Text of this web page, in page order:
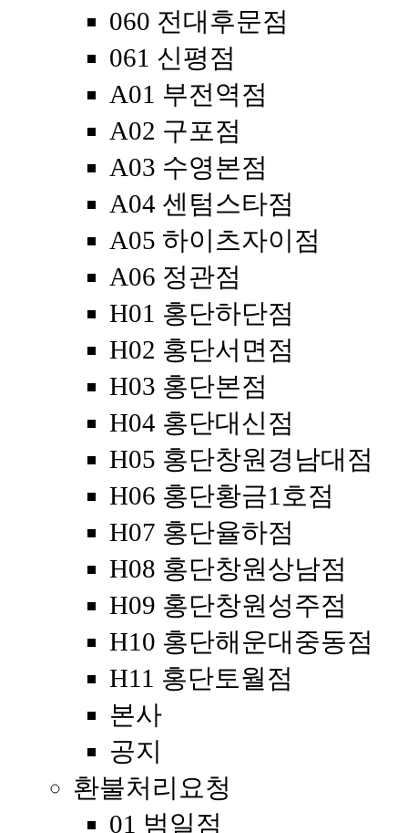
060 전대후문점
061 신평점
A01 부전역점
A02 구포점
A03 수영본점
A04 센텀스타점
A05 하이츠자이점
A06 정관점
H01 홍단하단점
H02 홍단서면점
H03 홍단본점
H04 홍단대신점
H05 홍단창원경남대점
H06 홍단황금1호점
H07 홍단율하점
H08 홍단창원상남점
H09 홍단창원성주점
H10 홍단해운대중동점
H11 홍단토월점
본사
공지
환불처리요청
01 범일점